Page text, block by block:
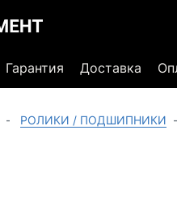
Гарантия Доставка
РОЛИКИ / ПОДШИПНИКИ